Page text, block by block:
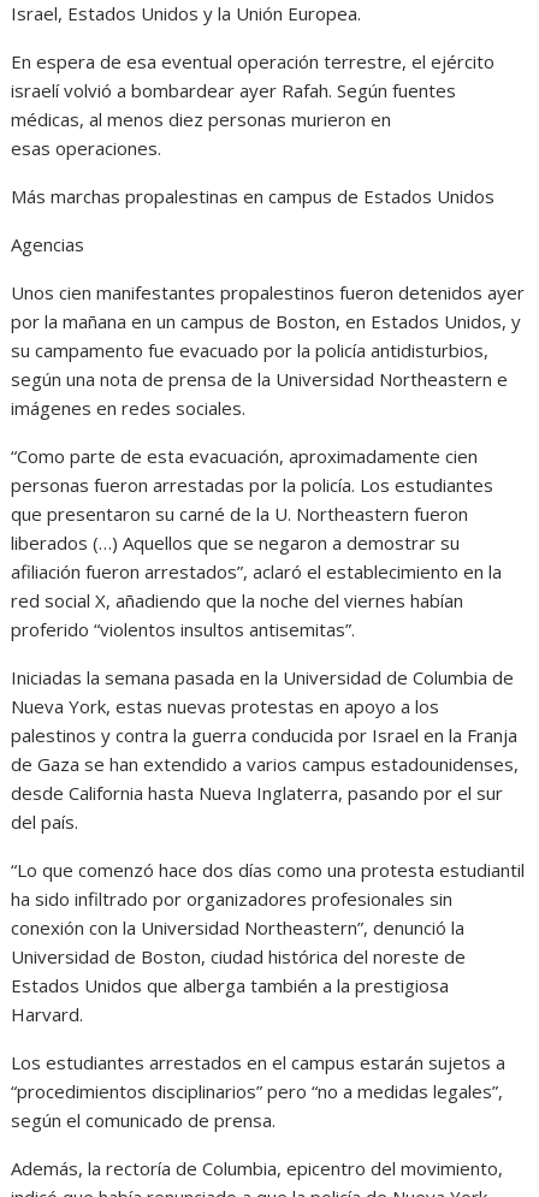
Israel, Estados Unidos y la Unión Europea.
En espera de esa eventual operación terrestre, el ejército
israelí volvió a bombardear ayer Rafah. Según fuentes
médicas, al menos diez personas murieron en
esas operaciones.
Más marchas propalestinas en campus de Estados Unidos
Agencias
Unos cien manifestantes propalestinos fueron detenidos ayer
por la mañana en un campus de Boston, en Estados Unidos, y
su campamento fue evacuado por la policía antidisturbios,
según una nota de prensa de la Universidad Northeastern e
imágenes en redes sociales.
“Como parte de esta evacuación, aproximadamente cien
personas fueron arrestadas por la policía. Los estudiantes
que presentaron su carné de la U. Northeastern fueron
liberados (…) Aquellos que se negaron a demostrar su
afiliación fueron arrestados”, aclaró el establecimiento en la
red social X, añadiendo que la noche del viernes habían
proferido “violentos insultos antisemitas”.
Iniciadas la semana pasada en la Universidad de Columbia de
Nueva York, estas nuevas protestas en apoyo a los
palestinos y contra la guerra conducida por Israel en la Franja
de Gaza se han extendido a varios campus estadounidenses,
desde California hasta Nueva Inglaterra, pasando por el sur
del país.
“Lo que comenzó hace dos días como una protesta estudiantil
ha sido infiltrado por organizadores profesionales sin
conexión con la Universidad Northeastern”, denunció la
Universidad de Boston, ciudad histórica del noreste de
Estados Unidos que alberga también a la prestigiosa
Harvard.
Los estudiantes arrestados en el campus estarán sujetos a
“procedimientos disciplinarios” pero “no a medidas legales”,
según el comunicado de prensa.
Además, la rectoría de Columbia, epicentro del movimiento,